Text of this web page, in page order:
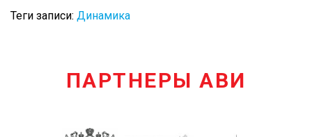
Теги записи: Динамика
ПАРТНЕРЫ АВИ